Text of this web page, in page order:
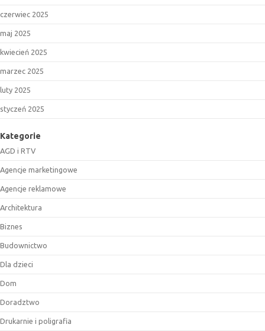
czerwiec 2025
maj 2025
kwiecień 2025
marzec 2025
luty 2025
styczeń 2025
Kategorie
AGD i RTV
Agencje marketingowe
Agencje reklamowe
Architektura
Biznes
Budownictwo
Dla dzieci
Dom
Doradztwo
Drukarnie i poligrafia